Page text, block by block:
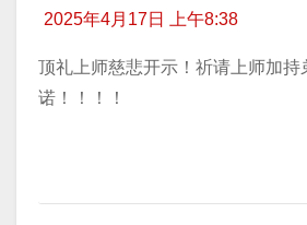
2025年4月17日 上午8:38
顶礼上师慈悲开示！祈请上师加持
诺！！！！